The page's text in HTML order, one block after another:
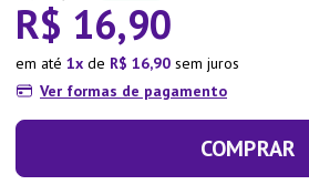
R$ 16,90
em até 1 de R$ 16,90 sem juros
Ver formas de pagamento
COMPRAR